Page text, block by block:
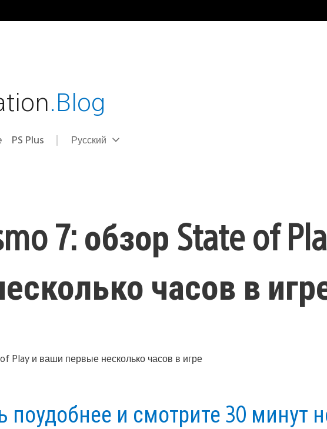
.Blog
PS Plus Выбор
Выбранный
Русский
7: обзор State of
часов в
поудобнее и смотрите 30 минут